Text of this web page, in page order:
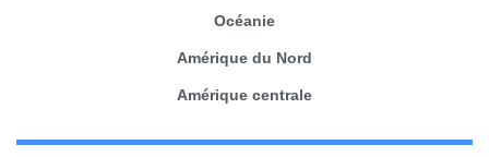
Océanie
Amérique du Nord
Amérique centrale